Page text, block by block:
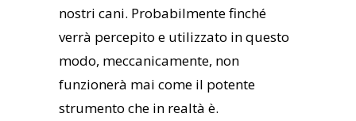
nostri cani. Probabilmente finché
verrà percepito e utilizzato in questo
modo, meccanicamente, non
funzionerà mai come il potente
strumento che in realtà è.